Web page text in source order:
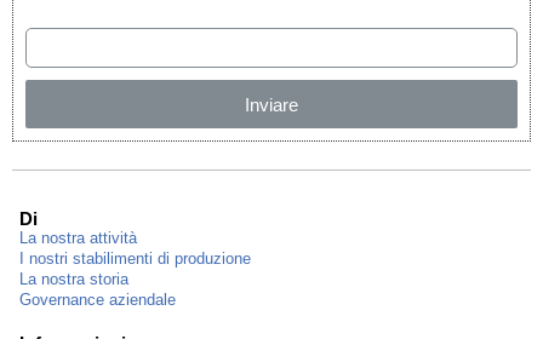
Inviare
Di
La nostra attività
I nostri stabilimenti di produzione
La nostra storia
Governance aziendale